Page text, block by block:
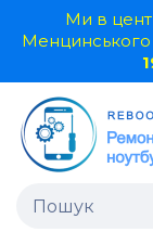
Ми в
Менцинського